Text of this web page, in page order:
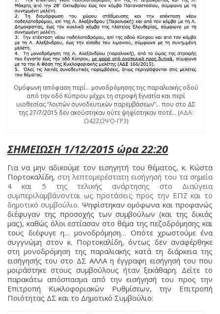
Ομόφωνη απόφαση περί… μονοδρόμησης της παραλιακής οδού
από την οδό Κύπρου μέχρι τη στροφή Εγνατία και περί
υιοθεσίας “λοιπών συνοδευτικών παρεμβάσεων”… που στο ΔΣ
της 27/7/2015 δεν ακούστηκαν ούτε ψηφίστηκαν ποτέ… (ΑΔΑ:
Ω42ΖΩΨΟ-ΓΡ3)
ΣΗΜΕΙΩΣΗ 1/12/2015 ώρα 22:20
Για να μην αδικούμε τον εισηγητή του θέματος, κ. Κώστα
Πορτοκαλίδη, στη λεπτομερέστατη εισήγησή του τα σημεία
4 και 5 της τελικής ανάρτησης στο Διαύγεια
συμπεριλαμβάνονται ως προτάσεις προς την ΕΠΖ και το
δημοτικό συμβούλιο. Ψηφίστηκαν ομόφωνα και προφανώς
διέφυγαν της προσοχής των συμβούλων (και της δικιάς
μας), καθώς όλοι εστίασαν στο θέμα της πεζοδρόμησης και
τους διέφυγε η… μονοδρόμηση… Οπότε χρωστούμε ένα
συγγνώμη στον κ. Πορτοκαλίδη, όντως δεν αναφέρθηκε
στη μονοδρόμηση της παραλιακής κατά τη διάρκεια της
εισήγησής του στο ΔΣ ΑΛΛΑ η έγγραφη εισήγησή του που
μοιράστηκε στους συμβούλους ήταν ξεκάθαρη. Δείτε το
παρακάτω απόσπασμα από την εισήγησή του προς την
Επιτροπή Κυκλοφοριακών Ρυθμίσεων, την Επιτροπή
Ποιότητας ΔΣ και το Δημοτικό Συμβούλιο: